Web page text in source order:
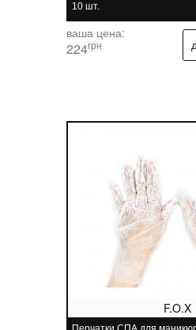
10 шт.
ваша цена:
224грн
F.O.X